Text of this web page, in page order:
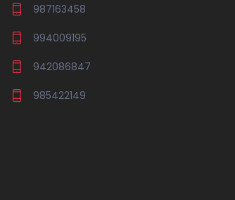
987163458
994009195
942086847
985422149